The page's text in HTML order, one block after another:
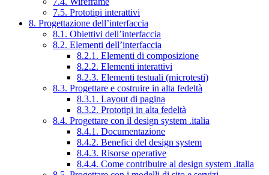
7.5. Prototipi interattivi
8. Progettazione dell’interfaccia
8.1. Obiettivi dell’interfaccia
8.2. Elementi dell’interfaccia
8.2.1. Elementi di composizione
8.2.2. Elementi interattivi
8.2.3. Elementi testuali (microtesti)
8.3. Progettare e costruire in alta fedeltà
8.3.1. Layout di pagina
8.3.2. Prototipi in alta fedeltà
8.4. Progettare con il design system .italia
8.4.1. Documentazione
8.4.2. Benefici del design system
8.4.3. Risorse operative
8.4.4. Come contribuire al design system .italia